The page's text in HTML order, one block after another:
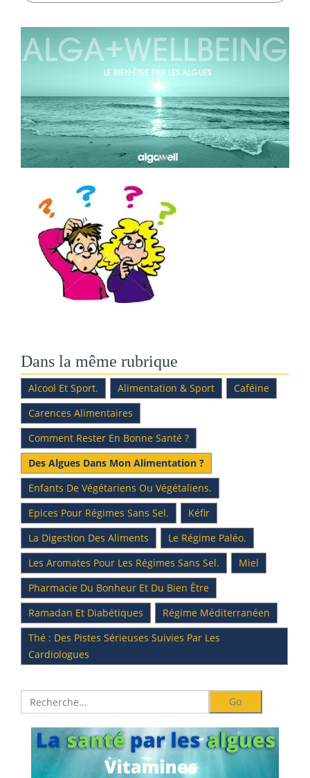
Dans la même rubrique
Alcool Et Sport. Alimentation & Sport
Caféine
Carences Alimentaires
Comment Rester En Bonne Santé ?
Des Algues Dans Mon Alimentation ?
Enfants De Végétariens Ou Végétaliens.
Epices Pour Régimes Sans Sel.
Kéfir
La Digestion Des Aliments
Le Régime Paléo.
Les Aromates Pour Les Régimes Sans Sel.
Miel
Pharmacie Du Bonheur Et Du Bien Être
Ramadan Et Diabétiques
Régime Méditerranéen
Thé : Des Pistes Sérieuses Suivies Par Les
Cardiologues